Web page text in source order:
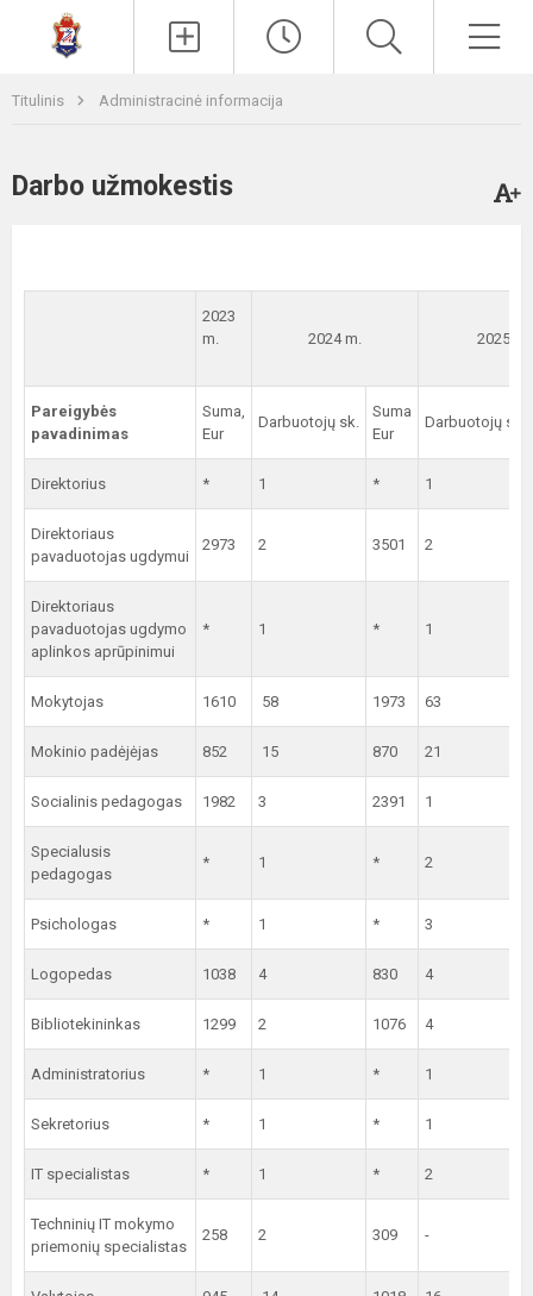
Titulinis Administracinė informacija
Darbo užmokestis
2023
m.
2024 m. 2025 m.
Pareigybės
pavadinimas
Suma,
Eur
Darbuotojų sk.
Suma
Eur
Darbuotojų sk.
Direktorius * 1 * 1
Direktoriaus
pavaduotojas ugdymui
2973 2 3501 2
Direktoriaus
pavaduotojas ugdymo
aplinkos aprūpinimui
* 1 * 1
Mokytojas 1610 58 1973 63
Mokinio padėjėjas 852 15 870 21
Socialinis pedagogas 1982 3 2391 1
Specialusis
pedagogas
* 1 * 2
Psichologas * 1 * 3
Logopedas 1038 4 830 4
Bibliotekininkas 1299 2 1076 4
Administratorius * 1 * 1
Sekretorius * 1 * 1
IT specialistas * 1 * 2
Techninių IT mokymo
priemonių specialistas
258 2 309 -